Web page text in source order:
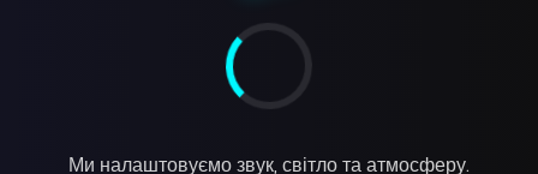
Ми налаштовуємо звук, світло та атмосферу.